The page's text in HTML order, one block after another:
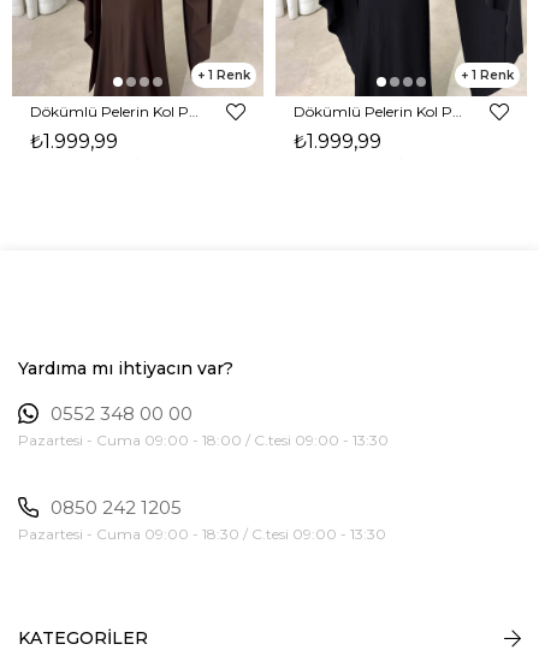
1
₺1.999,99
1
₺1.999,99
Yardıma mı ihtiyacın var?
0552 348 00 00
Pazartesi - Cuma 09:00 - 18:00 / C.tesi 09:00 - 13:30
0850 242 1205
Pazartesi - Cuma 09:00 - 18:30 / C.tesi 09:00 - 13:30
KATEGORİLER